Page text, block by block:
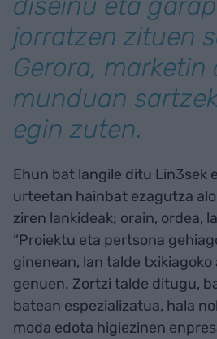
jorratzen zituen
Gerora,
munduan
egin zuten.
Ehun bat langile ditu Lin3sek
urteetan hainbat ezagutza
ziren lankideak; orain, ordea,
“Proiektu eta pertsona
ginenean, lan talde
genuen. Zortzi talde ditugu,
batean espezializatua, hala
moda edota higiezinen